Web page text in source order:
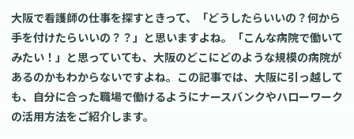
大阪で看護師の仕事を探すときって、「どうしたらいいの？何から
手を付けたらいいの？？」と思いますよね。「こんな病院で働いて
みたい！」と思っていても、大阪のどこにどのような規模の病院が
あるのかもわからないですよね。この記事では、大阪に引っ越して
も、自分に合った職場で働けるようにナースバンクやハローワーク
の活用方法をご紹介します。